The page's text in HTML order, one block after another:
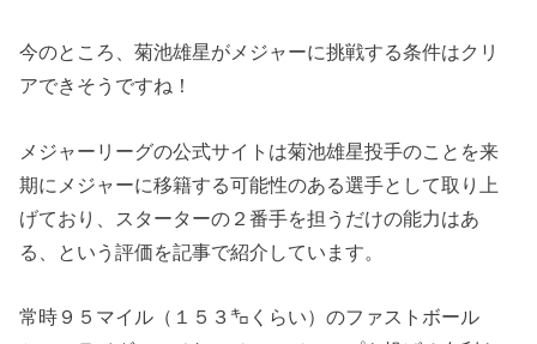
今のところ、菊池雄星がメジャーに挑戦する条件はクリ
アできそうですね！
メジャーリーグの公式サイトは菊池雄星投手のことを来
期にメジャーに移籍する可能性のある選手として取り上
げており、スターターの２番手を担うだけの能力はあ
る、という評価を記事で紹介しています。
常時９５マイル（１５３㌔くらい）のファストボール